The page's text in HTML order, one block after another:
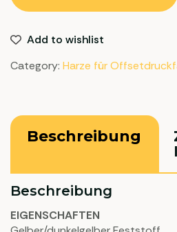
Add to wishlist
Category: Harze für
Beschreibung
Beschreibung
EIGENSCHAFTEN